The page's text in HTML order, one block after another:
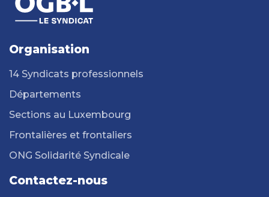
Organisation
14 Syndicats professionnels
Départements
Sections au Luxembourg
Frontalières et frontaliers
ONG Solidarité Syndicale
Contactez-nous